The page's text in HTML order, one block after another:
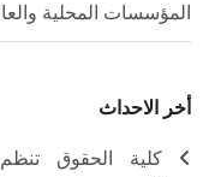
المؤسسات المحلية
أخر الاحداث
كلية الحقوق